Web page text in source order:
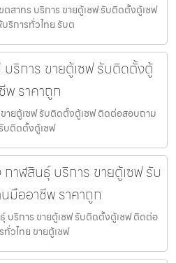
สาทร บริการ ขายตู้เซฟ รับติดตั้งตู้เซฟ
ริการทั่วไทย รับต
บริการ ขายตู้เซฟ รับติดตั้งตู้
พ ราคาถูก
ายตู้เซฟ รับติดตั้งตู้เซฟ ติดต่อสอบถาม
บติดตั้งตู้เซฟ
าฬสินธุ์ บริการ ขายตู้เซฟ รับ
มืออาชีพ ราคาถูก
บริการ ขายตู้เซฟ รับติดตั้งตู้เซฟ ติดต่อ
วไทย ขายตู้เซฟ